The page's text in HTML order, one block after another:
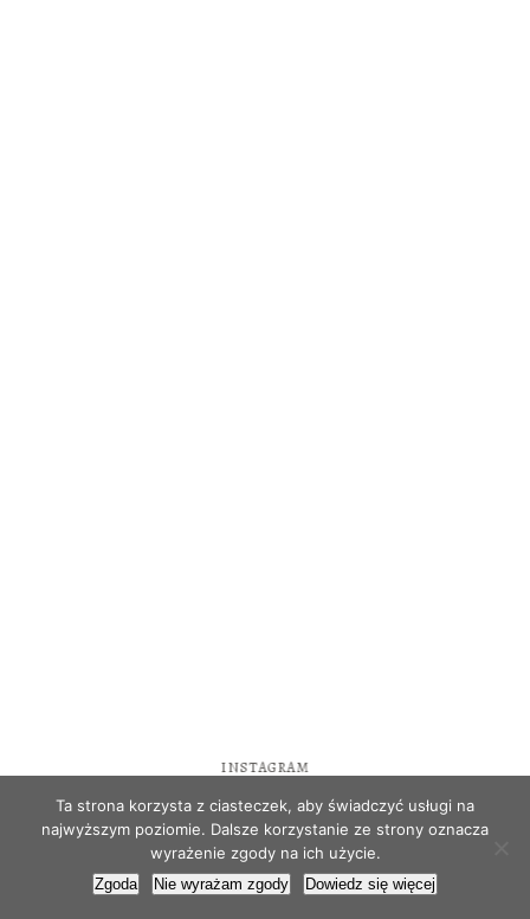
INSTAGRAM
Ta strona korzysta z ciasteczek, aby świadczyć usługi na
najwyższym poziomie. Dalsze korzystanie ze strony oznacza
wyrażenie zgody na ich użycie.
Zgoda Nie wyrażam zgody Dowiedz się więcej